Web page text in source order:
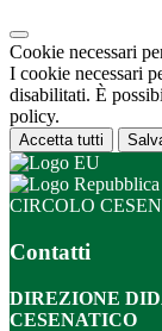
Cookie necessari
I cookie necessari
disabilitati. È
policy.
Accetta tutti
CIRCOLO
Contatti
DIREZIONE
CESENATICO